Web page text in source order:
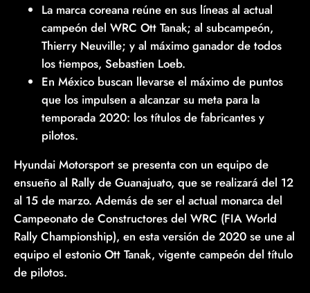
La marca coreana reúne en sus líneas al actual
campeón del WRC Ott Tanak; al subcampeón,
Thierry Neuville; y al máximo ganador de todos
los tiempos, Sebastien Loeb.
En México buscan llevarse el máximo de puntos
que los impulsen a alcanzar su meta para la
temporada 2020: los títulos de fabricantes y
pilotos.
Hyundai Motorsport se presenta con un equipo de
ensueño al Rally de Guanajuato, que se realizará del 12
al 15 de marzo. Además de ser el actual monarca del
Campeonato de Constructores del WRC (FIA World
Rally Championship), en esta versión de 2020 se une al
equipo el estonio Ott Tanak, vigente campeón del título
de pilotos.